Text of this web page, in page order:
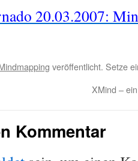
20.03.2007:
veröffentlicht. Setze
XMind –
Kommentar